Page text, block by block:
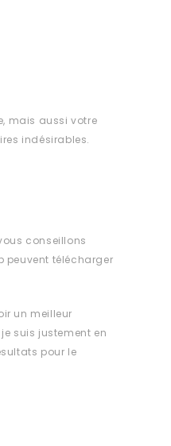
mais aussi votre
indésirables.
conseillons
peuvent télécharger
un meilleur
suis justement en
pour le